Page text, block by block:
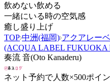
飲めない飲める
一緒にいる時の空気感
癒し盛り上げ
TOP 中洲(福岡) アクアレー
(ACQUA LABEL FUKUOKA
奏流 音(Oto Kanaderu)
ネット予約で人数×500ポイ